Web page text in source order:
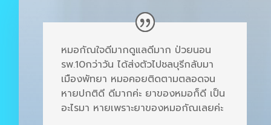
หมอกัณใจดีมากดูแลดีมาก ป่วยนอน
รพ.10กว่าวัน ได้ส่งตัวไปชลบุรีกลับมา
เมืองพัทยา หมอคอยติดตามตลอดจน
หายปกติดี ดีมากค่ะ ยาของหมอก็ดี เป็น
อะไรมา หายเพราะยาของหมอกัณเลยค่ะ